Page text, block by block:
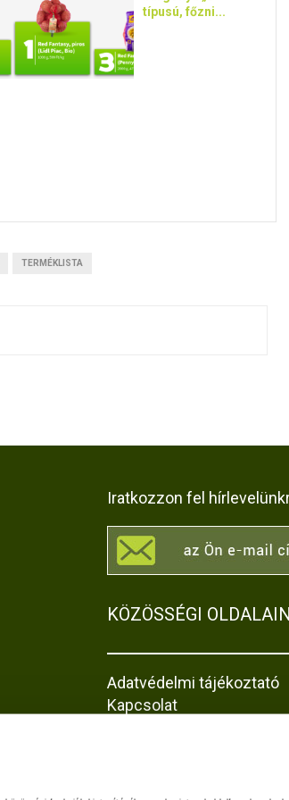
típusú, főzni...
TERMÉKLISTA
Iratkozzon fel
KÖZÖSSÉGI
Adatvédelmi tájékoztató
Kapcsolat